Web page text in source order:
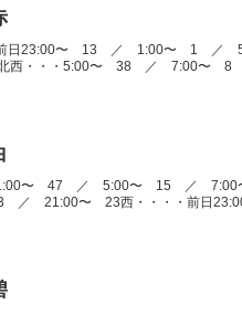
前日23:00〜 13 ／ 1:00〜 1
西・・・5:00〜 38 ／ 7:00
1:00〜 47 ／ 5:00〜 15 ／
／ 21:00〜 23西・・・・前日